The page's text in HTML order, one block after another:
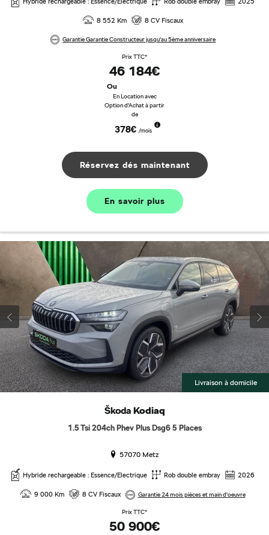
8 552 Km 8 CV Fiscaux
Garantie Garantie Constructeur jusqu'au 5ème anniversaire
Prix TTC*
46 184€
Ou
En Location avec
Option d'Achat à partir
de
378€ /mois
Réservez dés maintenant
En savoir plus
Livraison à domicile
Škoda Kodiaq
1.5 Tsi 204ch Phev Plus Dsg6 5 Places
57070 Metz
Hybride rechargeable : Essence/Electrique Rob double embray 2026
9 000 Km 8 CV Fiscaux Garantie 24 mois pièces et main d'oeuvre
Prix TTC*
50 900€